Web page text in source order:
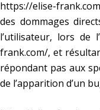
https://elise-
des dommages
l’utilisateur, lors de
frank.com/, et
répondant pas aux
de l’apparition d’un